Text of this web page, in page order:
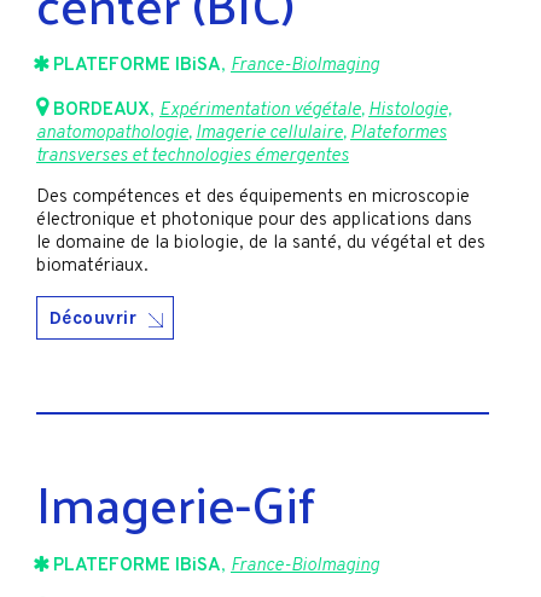
PLATEFORME IBiSA, France-BioImaging
BORDEAUX, Expérimentation végétale,Histologie,
anatomopathologie,Imagerie cellulaire,Plateformes
transverses et technologies émergentes
Des compétences et des équipements en microscopie
électronique et photonique pour des applications dans
le domaine de la biologie, de la santé, du végétal et des
biomatériaux.
Découvrir
Imagerie-Gif
PLATEFORME IBiSA, France-BioImaging